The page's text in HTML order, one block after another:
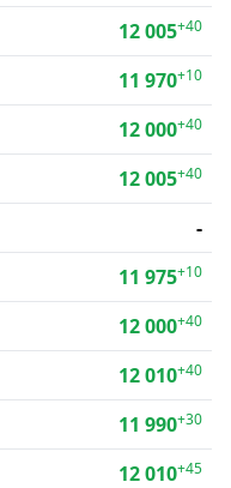
12 005+40
11 970+10
12 000+40
12 005+40
-
11 975+10
12 000+40
12 010+40
11 990+30
12 010+45